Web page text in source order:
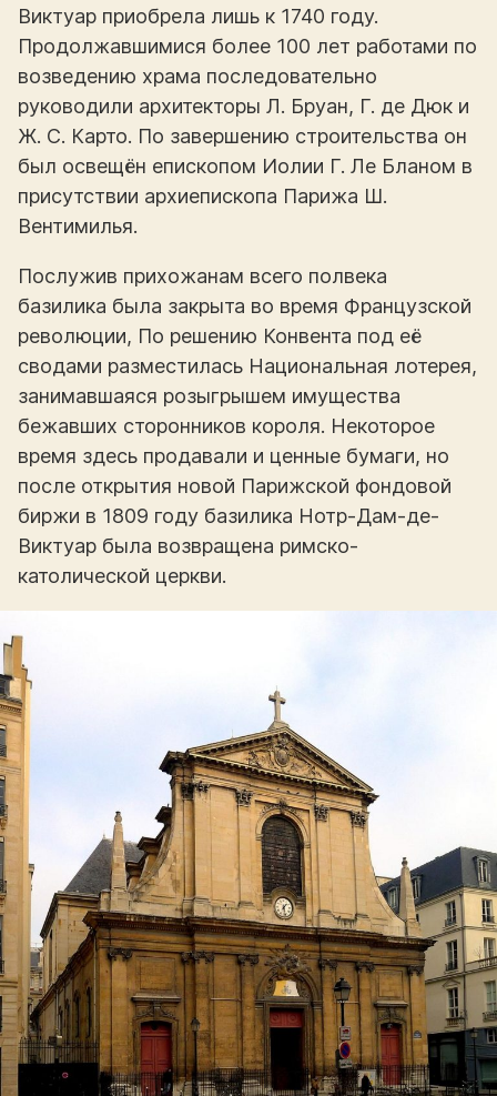
Виктуар приобрела лишь к 1740 году.
Продолжавшимися более 100 лет работами по
возведению храма последовательно
руководили архитекторы Л. Бруан, Г. де Дюк и
Ж. С. Карто. По завершению строительства он
был освещён епископом Иолии Г. Ле Бланом в
присутствии архиепископа Парижа Ш.
Вентимилья.
Послужив прихожанам всего полвека
базилика была закрыта во время Французской
революции, По решению Конвента под её
сводами разместилась Национальная лотерея,
занимавшаяся розыгрышем имущества
бежавших сторонников короля. Некоторое
время здесь продавали и ценные бумаги, но
после открытия новой Парижской фондовой
биржи в 1809 году базилика Нотр-Дам-де-
Виктуар была возвращена римско-
католической церкви.